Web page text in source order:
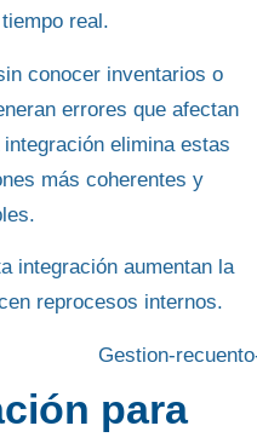
real.
conocer inventarios o
errores que afectan
elimina estas
más coherentes y
integración aumentan la
reprocesos internos.
para